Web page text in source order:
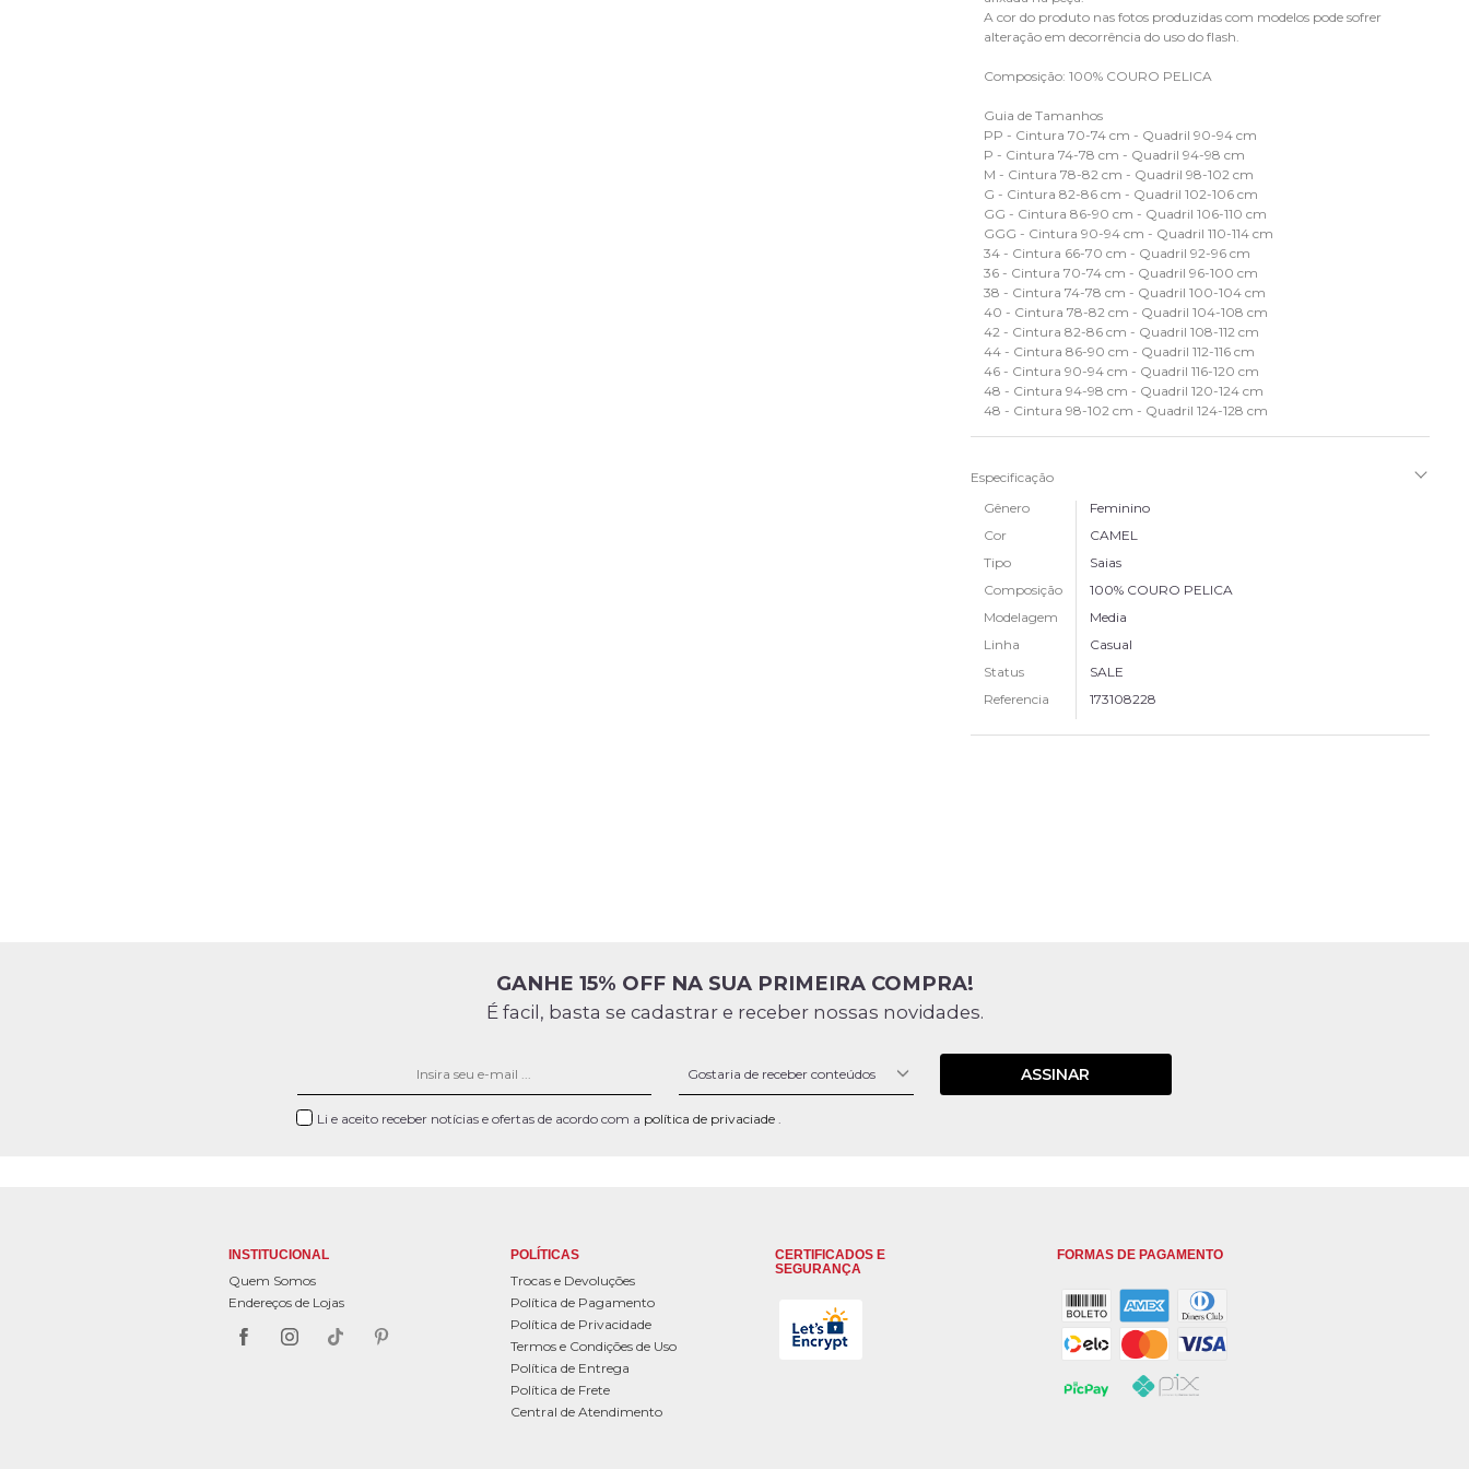
A cor do produto nas fotos produzidas com modelos pode sofrer
alteração em decorrência do uso do flash.
Composição: 100% COURO PELICA
Guia de Tamanhos
PP - Cintura 70-74 cm - Quadril 90-94 cm
P - Cintura 74-78 cm - Quadril 94-98 cm
M - Cintura 78-82 cm - Quadril 98-102 cm
G - Cintura 82-86 cm - Quadril 102-106 cm
GG - Cintura 86-90 cm - Quadril 106-110 cm
GGG - Cintura 90-94 cm - Quadril 110-114 cm
34 - Cintura 66-70 cm - Quadril 92-96 cm
36 - Cintura 70-74 cm - Quadril 96-100 cm
38 - Cintura 74-78 cm - Quadril 100-104 cm
40 - Cintura 78-82 cm - Quadril 104-108 cm
42 - Cintura 82-86 cm - Quadril 108-112 cm
44 - Cintura 86-90 cm - Quadril 112-116 cm
46 - Cintura 90-94 cm - Quadril 116-120 cm
48 - Cintura 94-98 cm - Quadril 120-124 cm
48 - Cintura 98-102 cm - Quadril 124-128 cm
Especificação
Gênero
Feminino
Cor
CAMEL
Tipo
Saias
Composição
100% COURO PELICA
Modelagem
Media
Linha
Casual
Status
SALE
Referencia
173108228
GANHE 15% OFF NA SUA PRIMEIRA COMPRA!
É facil, basta se cadastrar e receber nossas novidades.
ASSINAR
Li e aceito receber notícias e ofertas de acordo com a política de privaciade .
INSTITUCIONAL
Quem Somos
Endereços de Lojas
POLÍTICAS
Trocas e Devoluções
Política de Pagamento
Política de Privacidade
Termos e Condições de Uso
Política de Entrega
Política de Frete
Central de Atendimento
CERTIFICADOS E
SEGURANÇA
FORMAS DE PAGAMENTO